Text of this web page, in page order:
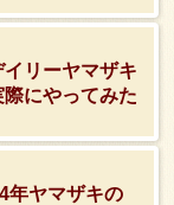
リーヤマザキ
にやってみた
年ヤマザキの